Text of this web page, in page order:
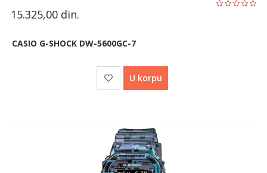
15.325,00 din.
CASIO G-SHOCK DW-5600GC-7
U korpu